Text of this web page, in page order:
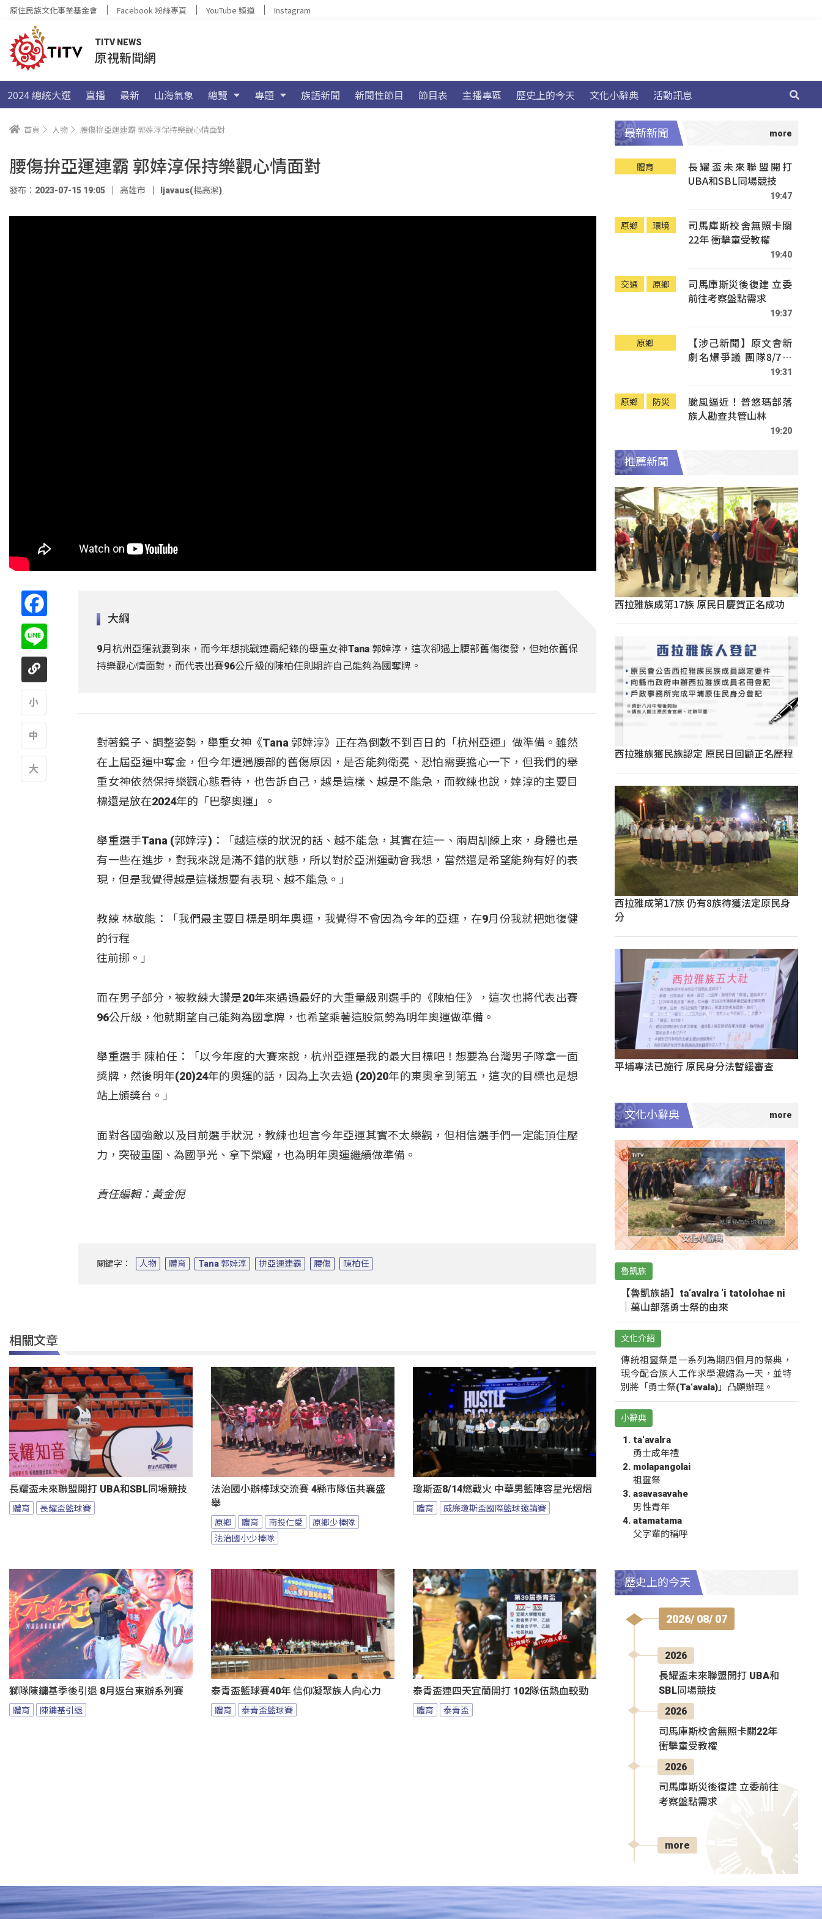
原住民族文化事業基金會 Facebook 粉絲專頁 YouTube 頻道 Instagram
TITV NEWS
原視新聞網
2024 總統大選 直播 最新 山海氣象 總覽 專題 族語新聞 新聞性節目 節目表 主播專區 歷史上的今天 文化小辭典 活動訊息
首頁 人物 腰傷拚亞運連霸 郭婞淳保持樂觀心情面對
腰傷拚亞運連霸 郭婞淳保持樂觀心情面對
發布：2023-07-15 19:05 高雄市 ljavaus(楊高潔)
大綱
9月杭州亞運就要到來，而今年想挑戰連霸紀錄的舉重女神Tana 郭婞淳，這次卻遇上腰部舊傷復發，但她依舊保
持樂觀心情面對，而代表出賽96公斤級的陳柏任則期許自己能夠為國奪牌。
對著鏡子、調整姿勢，舉重女神《Tana 郭婞淳》正在為倒數不到百日的「杭州亞運」做準備。雖然
在上屆亞運中奪金，但今年遭遇腰部的舊傷原因，是否能夠衛冕、恐怕需要擔心一下，但我們的舉
重女神依然保持樂觀心態看待，也告訴自己，越是這樣、越是不能急，而教練也說，婞淳的主要目
標還是放在2024年的「巴黎奧運」。
舉重選手Tana (郭婞淳)：「越這樣的狀況的話、越不能急，其實在這一、兩周訓練上來，身體也是
有一些在進步，對我來說是滿不錯的狀態，所以對於亞洲運動會我想，當然還是希望能夠有好的表
現，但是我覺得越是這樣想要有表現、越不能急。」
教練 林敬能：「我們最主要目標是明年奧運，我覺得不會因為今年的亞運，在9月份我就把她復健
的行程
往前挪。」
而在男子部分，被教練大讚是20年來遇過最好的大重量級別選手的《陳柏任》，這次也將代表出賽
96公斤級，他就期望自己能夠為國拿牌，也希望乘著這股氣勢為明年奧運做準備。
舉重選手 陳柏任：「以今年度的大賽來說，杭州亞運是我的最大目標吧！想要為台灣男子隊拿一面
獎牌，然後明年(20)24年的奧運的話，因為上次去過 (20)20年的東奧拿到第五，這次的目標也是想
站上頒獎台。」
面對各國強敵以及目前選手狀況，教練也坦言今年亞運其實不太樂觀，但相信選手們一定能頂住壓
力，突破重圍、為國爭光、拿下榮耀，也為明年奧運繼續做準備。
責任編輯：黃金倪
關鍵字： 人物 體育 Tana 郭婞淳 拚亞運連霸 腰傷 陳柏任
相關文章
長耀盃未來聯盟開打 UBA和SBL同場競技
體育 長耀盃籃球賽
法治國小辦棒球交流賽 4縣市隊伍共襄盛
舉
原鄉 體育 南投仁愛
原鄉少棒隊
法治國小少棒隊
瓊斯盃8/14燃戰火 中華男籃陣容星光熠熠
體育 威廉瓊斯盃國際籃球邀請賽
獅隊陳鏞基季後引退 8月返台東辦系列賽
體育 陳鏞基引退
泰青盃籃球賽40年 信仰凝聚族人向心力
體育 泰青盃籃球賽
泰青盃連四天宜蘭開打 102隊伍熱血較勁
體育 泰青盃
最新新聞
體育
長耀盃未來聯盟開打
UBA和SBL同場競技
19:47
原鄉 環境
司馬庫斯校舍無照卡關
22年 衝擊童受教權
19:40
交通 原鄉
司馬庫斯災後復建 立委
前往考察盤點需求
19:37
原鄉
【涉己新聞】原文會新
劇名爆爭議 團隊8/7赴
19:31
原鄉 防災
颱風逼近！普悠瑪部落
族人勘查共管山林
19:20
推薦新聞
西拉雅族成第17族 原民日慶賀正名成功
西拉雅族獲民族認定 原民日回顧正名歷程
西拉雅成第17族 仍有8族待獲法定原民身
分
平埔專法已施行 原民身分法暫緩審查
文化小辭典
魯凱族
【魯凱族語】ta‘avalra ‘i tatolohae ni
｜萬山部落勇士祭的由來
文化介紹
傳統祖靈祭是一系列為期四個月的祭典，
現今配合族人工作求學濃縮為一天，並特
別將「勇士祭(Ta‘avala)」凸顯辦理。
小辭典
ta‘avalra
勇士成年禮
molapangolai
祖靈祭
asavasavahe
男性青年
atamatama
父字輩的稱呼
歷史上的今天
2026/ 08/ 07
2026
長耀盃未來聯盟開打 UBA和
SBL同場競技
2026
司馬庫斯校舍無照卡關22年
衝擊童受教權
2026
司馬庫斯災後復建 立委前往
考察盤點需求
more